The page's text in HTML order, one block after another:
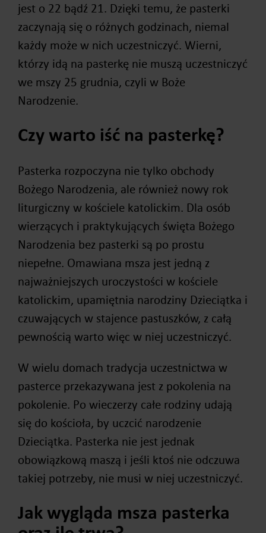
jest o 22 bądź 21. Dzięki temu, że pasterki
zaczynają się o różnych godzinach, niemal
każdy może w nich uczestniczyć. Wierni,
którzy idą na pasterkę nie muszą uczestniczyć
we mszy 25 grudnia, czyli w Boże
Narodzenie.
Czy warto iść na pasterkę?
Pasterka rozpoczyna nie tylko obchody
Bożego Narodzenia, ale również nowy rok
liturgiczny w kościele katolickim. Dla osób
wierzących i praktykujących święta Bożego
Narodzenia bez pasterki są po prostu
niepełne. Omawiana msza jest jedną z
najważniejszych uroczystości w kościele
katolickim, upamiętnia narodziny Dzieciątka i
czuwających w stajence pastuszków, z całą
pewnością warto więc w niej uczestniczyć.
W wielu domach tradycja uczestnictwa w
pasterce przekazywana jest z pokolenia na
pokolenie. Po wieczerzy całe rodziny udają
się do kościoła, by uczcić narodzenie
Dzieciątka. Pasterka nie jest jednak
obowiązkową maszą i jeśli ktoś nie odczuwa
takiej potrzeby, nie musi w niej uczestniczyć.
Jak wygląda msza pasterka